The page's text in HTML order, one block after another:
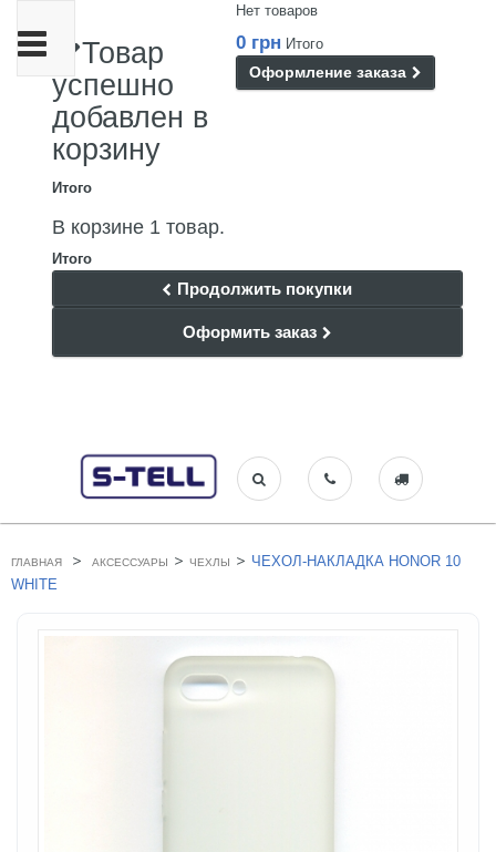
Нет товаров
0 грн Итого
Оформление заказа
Товар
успешно
добавлен в
корзину
Итого
В корзине 1 товар.
Итого
Продолжить покупки
Оформить заказ
Переключить
навигации
ГЛАВНАЯ > АКСЕССУАРЫ > ЧЕХЛЫ > ЧЕХОЛ-НАКЛАДКА HONOR 10
WHITE